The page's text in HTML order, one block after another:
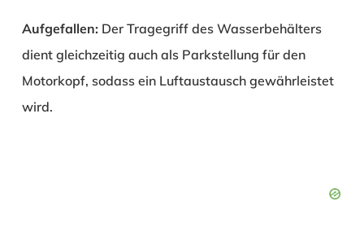
Aufgefallen:Der Tragegriff des Wasserbehälters
dient gleichzeitig auch als Parkstellung für den
Motorkopf, sodass ein Luftaustausch gewährleistet
wird.